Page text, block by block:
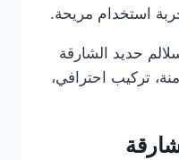
استخدام مريحة.
حديد الشارقة
تركيب احترافي،